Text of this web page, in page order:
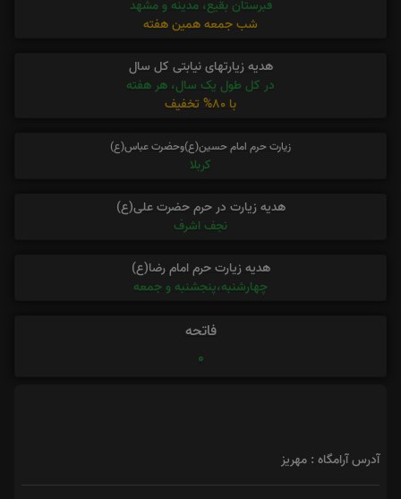
قبرستان بقیع، مدینه و مشهد
شب جمعه همین هفته
هدیه زیارتهای نیابتی کل سال
در کل طول یک سال، هر هفته
با 80% تخفیف
زیارت حرم امام حسین(ع)وحضرت عباس(ع)
کربلا
هدیه زیارت در حرم حضرت علی(ع)
نجف اشرف
هدیه زیارت حرم امام رضا(ع)
چهارشنبه،پنجشنبه و جمعه
فاتحه
0
آدرس آرامگاه : مهریز